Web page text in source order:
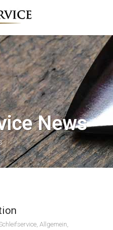
News
, Allgemein,